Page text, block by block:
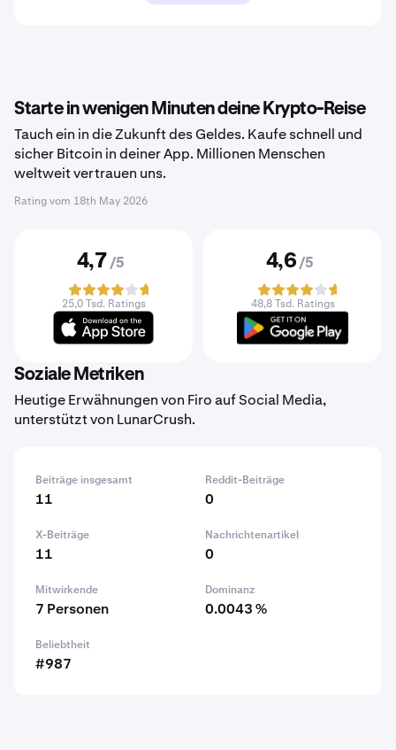
Starte in wenigen Minuten deine Krypto-Reise
Tauch ein in die Zukunft des Geldes. Kaufe schnell und
sicher Bitcoin in deiner App. Millionen Menschen
weltweit vertrauen uns.
Rating vom 18th May 2026
4,7 /5
25,0 Tsd. Ratings
4,6 /5
48,8 Tsd. Ratings
Soziale Metriken
Heutige Erwähnungen von Firo auf Social Media,
unterstützt von LunarCrush.
Beiträge insgesamt
11
Reddit-Beiträge
0
X-Beiträge
11
Nachrichtenartikel
0
Mitwirkende
7 Personen
Dominanz
0.0043 %
Beliebtheit
#987